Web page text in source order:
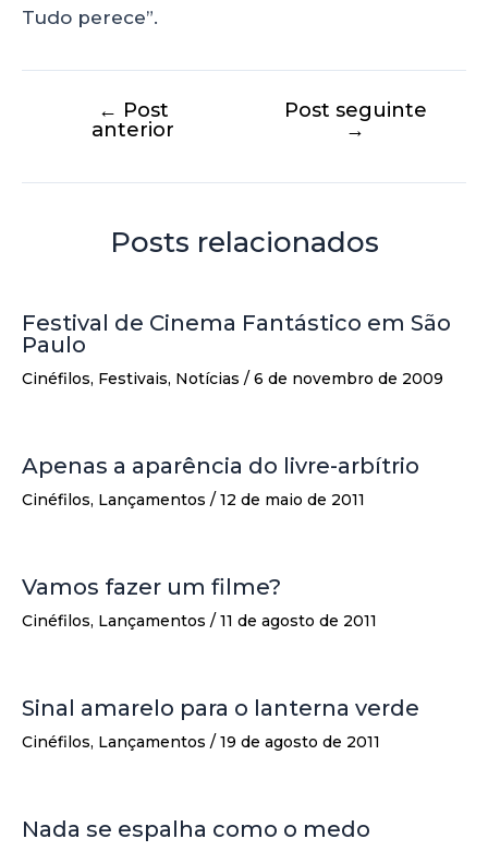
Tudo perece”.
← Post
anterior
Post seguinte
→
Posts relacionados
Festival de Cinema Fantástico em São
Paulo
Cinéfilos, Festivais, Notícias / 6 de novembro de 2009
Apenas a aparência do livre-arbítrio
Cinéfilos, Lançamentos / 12 de maio de 2011
Vamos fazer um filme?
Cinéfilos, Lançamentos / 11 de agosto de 2011
Sinal amarelo para o lanterna verde
Cinéfilos, Lançamentos / 19 de agosto de 2011
Nada se espalha como o medo